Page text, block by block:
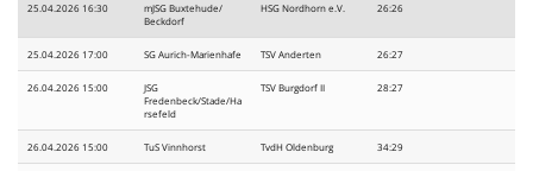
25.04.2026 16:30
mJSG Buxtehude/
Beckdorf
HSG Nordhorn e.V. 26:26
25.04.2026 17:00 SG Aurich-Marienhafe TSV Anderten 26:27
26.04.2026 15:00
JSG
Fredenbeck/Stade/Ha
rsefeld
TSV Burgdorf II 28:27
26.04.2026 15:00 TuS Vinnhorst TvdH Oldenburg 34:29